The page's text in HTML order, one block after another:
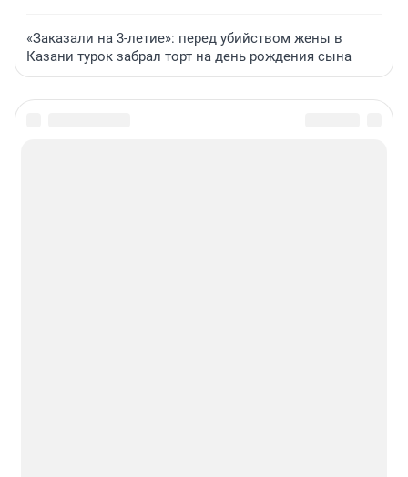
«Заказали на 3-летие»: перед убийством жены в
Казани турок забрал торт на день рождения сына